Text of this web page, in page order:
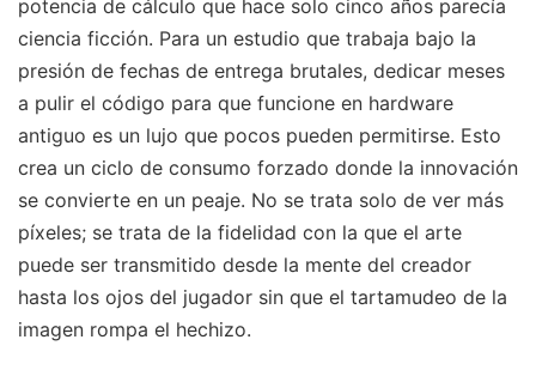
potencia de cálculo que hace solo cinco años parecía
ciencia ficción. Para un estudio que trabaja bajo la
presión de fechas de entrega brutales, dedicar meses
a pulir el código para que funcione en hardware
antiguo es un lujo que pocos pueden permitirse. Esto
crea un ciclo de consumo forzado donde la innovación
se convierte en un peaje. No se trata solo de ver más
píxeles; se trata de la fidelidad con la que el arte
puede ser transmitido desde la mente del creador
hasta los ojos del jugador sin que el tartamudeo de la
imagen rompa el hechizo.